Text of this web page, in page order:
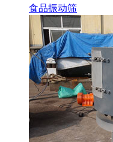
食品振动筛